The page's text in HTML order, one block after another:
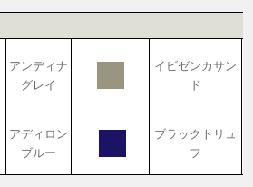
アンディナ
グレイ
イビゼンカサン
ド
アディロン
ブルー
ブラックトリュ
フ